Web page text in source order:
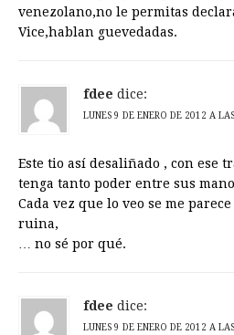
venezolano,no le permitas
Vice,hablan guevedadas.
fdee dice:
LUNES 9 DE ENERO DE 2012 A
Este tio así desaliñado , con ese
tenga tanto poder entre sus
Cada vez que lo veo se me
ruina,
… no sé por qué.
fdee dice:
LUNES 9 DE ENERO DE 2012 A